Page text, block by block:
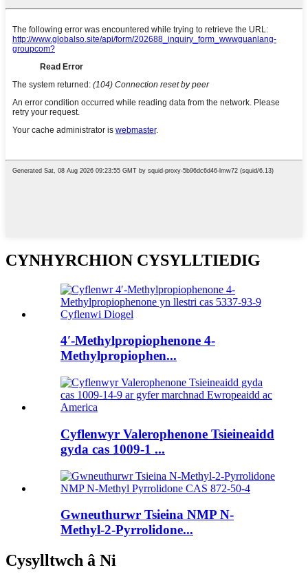
CYNHYRCHION CYSYLLTIEDIG
4′-Methylpropiophenone 4-
Methylpropiophen...
Cyflenwyr Valerophenone Tsieineaidd
gyda cas 1009-1 ...
Gwneuthurwr Tsieina NMP N-
Methyl-2-Pyrrolidone...
Cysylltwch â Ni